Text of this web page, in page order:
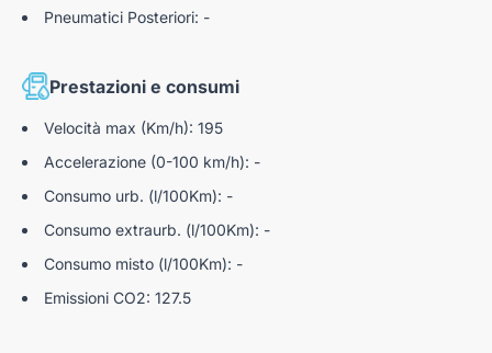
Avviso superamento involontario linee di carreggiata
Pneumatici Posteriori: -
Prestazioni e consumi
Velocità max (Km/h): 195
Accelerazione (0-100 km/h): -
Consumo urb. (l/100Km): -
Consumo extraurb. (l/100Km): -
Consumo misto (l/100Km): -
Emissioni CO2: 127.5